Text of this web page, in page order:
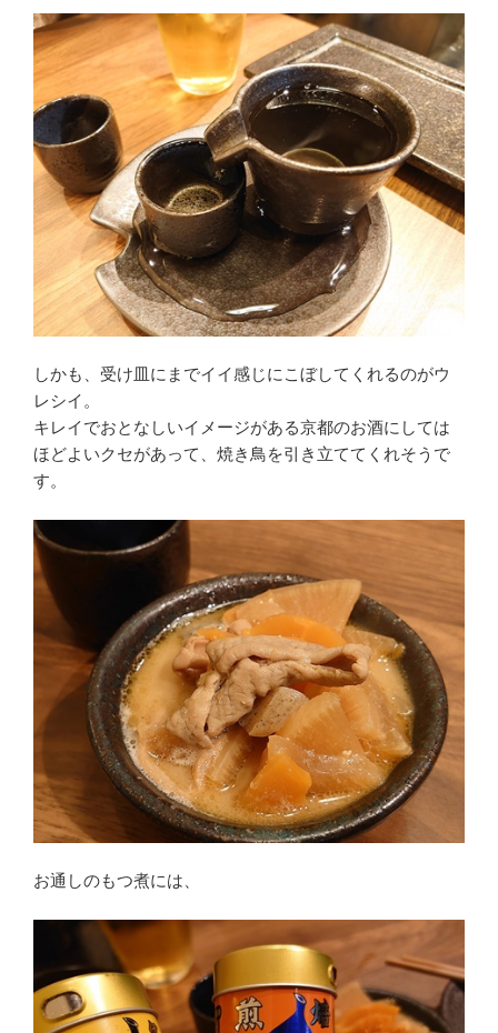
しかも、受け皿にまでイイ感じにこぼしてくれるのがウ
レシイ。
キレイでおとなしいイメージがある京都のお酒にしては
ほどよいクセがあって、焼き鳥を引き立ててくれそうで
す。
お通しのもつ煮には、